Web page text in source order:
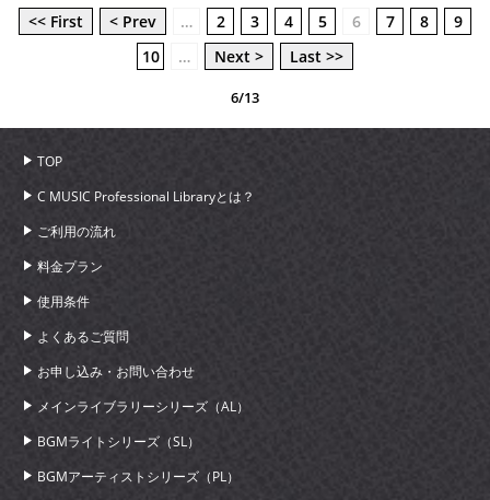
<< First < Prev … 2 3 4 5 6 7 8
9
10
… Next > Last >>
6/13
TOP
C MUSIC Professional Libraryとは？
ご利用の流れ
料金プラン
使用条件
よくあるご質問
お申し込み・お問い合わせ
メインライブラリーシリーズ（AL）
BGMライトシリーズ（SL）
BGMアーティストシリーズ（PL）